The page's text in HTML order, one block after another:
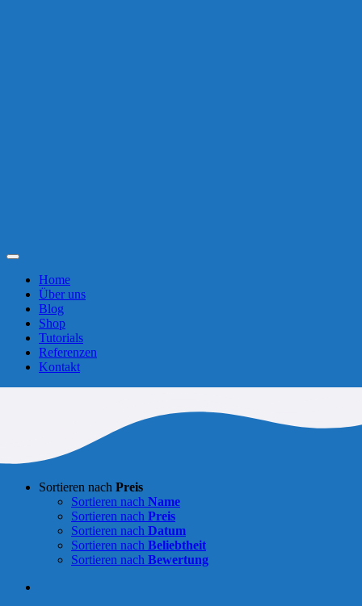
Toggle
NavigationHome
Über uns
Blog
Shop
Tutorials
Referenzen
Kontakt
Sortieren nach Preis
Sortieren nach Name
Sortieren nach Preis
Sortieren nach Datum
Sortieren nach Beliebtheit
Sortieren nach Bewertung